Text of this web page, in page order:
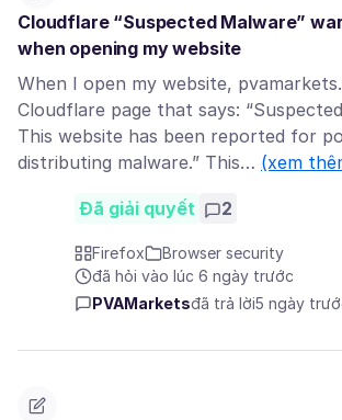
Cloudflare “Suspected Malware”
when opening my website
When I open my website,
Cloudflare page that says:
This website has been reported for
distributing malware.” This… (xem
Đã giải quyết 2
Firefox
Browser security
đã hỏi vào lúc 6 ngày trước
PVAMarketsđã trả lời5 ngày